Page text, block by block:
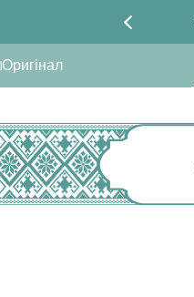
Оригінал